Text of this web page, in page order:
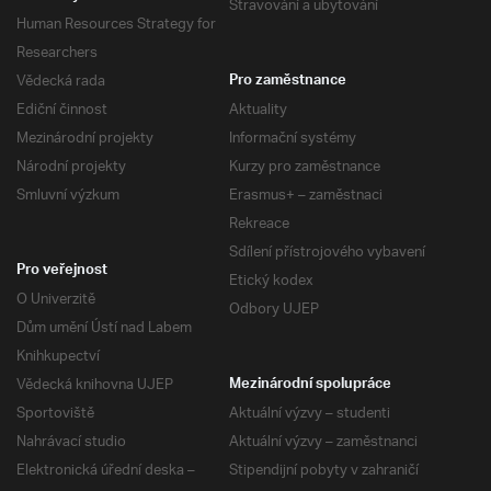
Stravování a ubytování
Human Resources Strategy for
Researchers
Vědecká rada
Ediční činnost
Mezinárodní projekty
Národní projekty
Smluvní výzkum
Pro zaměstnance
Aktuality
Informační systémy
Kurzy pro zaměstnance
Erasmus+ – zaměstnaci
Rekreace
Sdílení přístrojového vybavení
Etický kodex
Odbory UJEP
Pro veřejnost
O Univerzitě
Dům umění Ústí nad Labem
Knihkupectví
Vědecká knihovna UJEP
Sportoviště
Nahrávací studio
Elektronická úřední deska –
Mezinárodní spolupráce
Aktuální výzvy – studenti
Aktuální výzvy – zaměstnanci
Stipendijní pobyty v zahraničí